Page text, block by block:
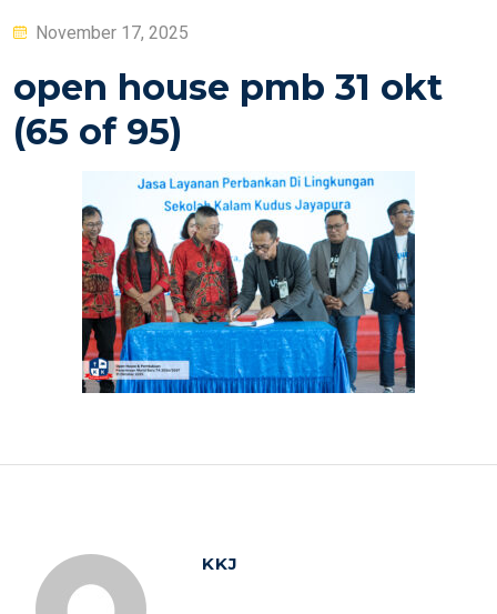
Posted
November 17, 2025
open house pmb 31 okt
(65 of 95)
KKJ